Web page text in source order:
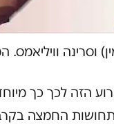
וסרינה וויליאמס.
הזה לכך כך
החמצה